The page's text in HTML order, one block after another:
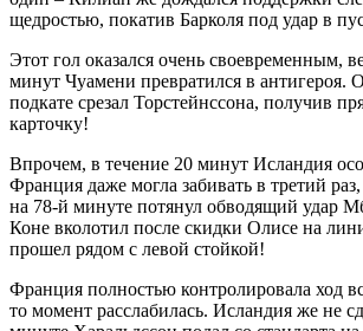
щедростью, покатив Барколя под удар в
Этот гол оказался очень своевременным,
минут Чуамени превратился в антигероя.
подкате срезал Торстейнссона, получив
карточку!
Впрочем, в течение 20 минут Исландия
Франция даже могла забивать в третий
на 78-й минуте потянул обводящий удар
Коне вколотил после скидки Олисе на
прошел рядом с левой стойкой!
Франция полностью контролировала ход
то момент расслабилась. Исландия же не